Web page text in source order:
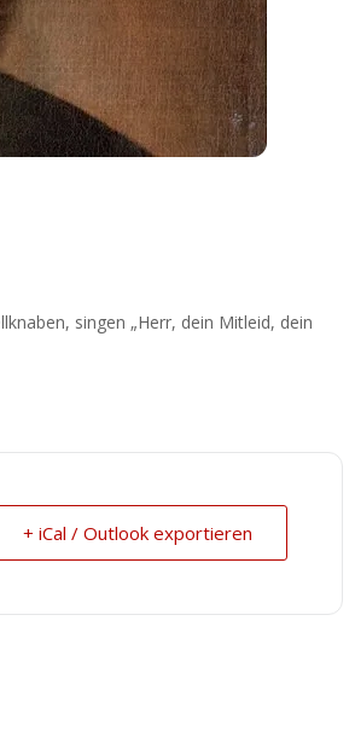
singen „Herr, dein Mitleid, dein
+ iCal / Outlook exportieren